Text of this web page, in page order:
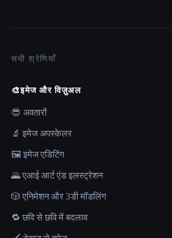
सभी श्रेणियाँ
🎨इमेज और विज़ुअल
😎 अवतारों
🔬 इमेज अपस्केलर
🖼️ इमेज एडिटिंग
🌄 एआई आर्ट एंड इलस्ट्रेशन
🎲 एनिमेशन और 3डी मॉडलिंग
🔁 छवि से छवि में बदलाव